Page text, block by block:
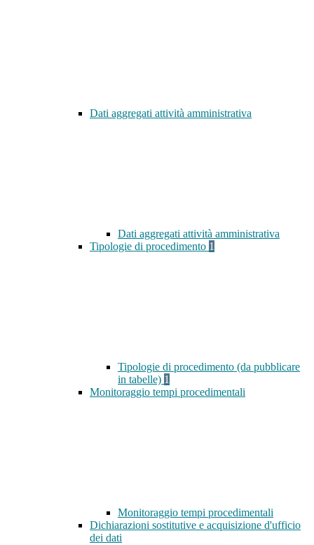
Dati aggregati attività amministrativa
Dati aggregati attività amministrativa
Tipologie di procedimento 1
Tipologie di procedimento (da pubblicare
in tabelle) 1
Monitoraggio tempi procedimentali
Monitoraggio tempi procedimentali
Dichiarazioni sostitutive e acquisizione d'ufficio
dei dati